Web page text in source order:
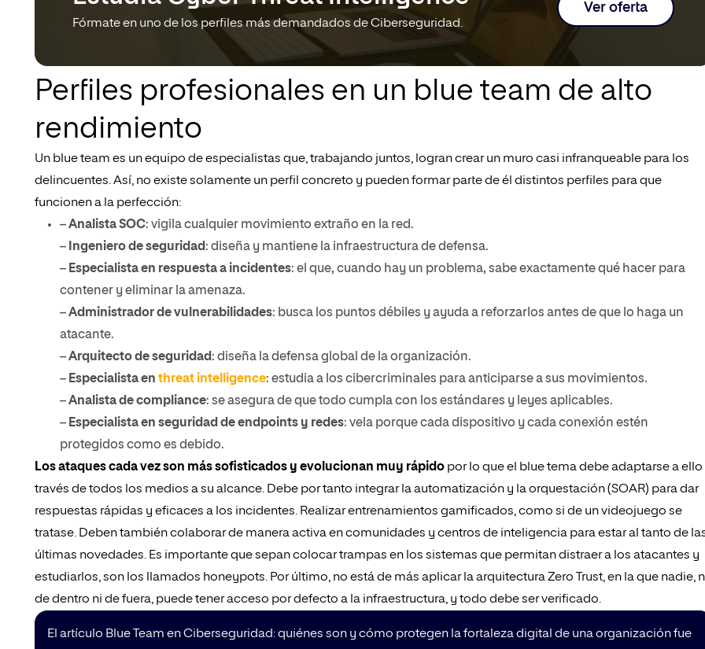
Fórmate en uno de los perfiles más demandados de Ciberseguridad.
Ver oferta
Perfiles profesionales en un blue team de alto
rendimiento
Un blue team es un equipo de especialistas que, trabajando juntos, logran crear un muro casi infranqueable para los
delincuentes. Así, no existe solamente un perfil concreto y pueden formar parte de él distintos perfiles para que
funcionen a la perfección:
–Analista SOC: vigila cualquier movimiento extraño en la red.
– Ingeniero de seguridad : diseña y mantiene la infraestructura de defensa.
– Especialista en respuesta a incidentes: el que, cuando hay un problema, sabe exactamente qué hacer para
contener y eliminar la amenaza.
–Administrador de vulnerabilidades: busca los puntos débiles y ayuda a reforzarlos antes de que lo haga un
atacante.
–Arquitecto de seguridad : diseña la defensa global de la organización.
– Especialista en threat intelligence: estudia a los cibercriminales para anticiparse a sus movimientos.
–Analista de compliance: se asegura de que todo cumpla con los estándares y leyes aplicables.
– Especialista en seguridad de endpoints y redes: vela porque cada dispositivo y cada conexión estén
protegidos como es debido.
Los ataques cada vez son más sofisticados y evolucionan muy rápido por lo que el blue tema debe adaptarse a ello
través de todos los medios a su alcance. Debe por tanto integrar la automatización y la orquestación (SOAR) para dar
respuestas rápidas y eficaces a los incidentes. Realizar entrenamientos gamificados, como si de un videojuego se
tratase. Deben también colaborar de manera activa en comunidades y centros de inteligencia para estar al tanto de
últimas novedades. Es importante que sepan colocar trampas en los sistemas que permitan distraer a los atacantes y
estudiarlos, son los llamados honeypots. Por último, no está de más aplicar la arquitectura Zero Trust, en la que nadie,
de dentro ni de fuera, puede tener acceso por defecto a la infraestructura, y todo debe ser verificado.
El artículo Blue Team en Ciberseguridad: quiénes son y cómo protegen la fortaleza digital de una organización fue